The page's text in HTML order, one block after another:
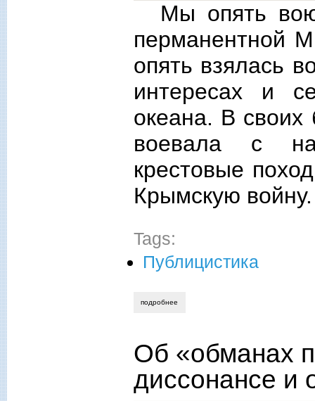
Мы опять
перманентной
опять взялась
интересах и
океана. В своих
воевала с
крестовые
Крымскую войну.
Tags:
Публицистика
подробнее
Об «обманах
диссонансе и